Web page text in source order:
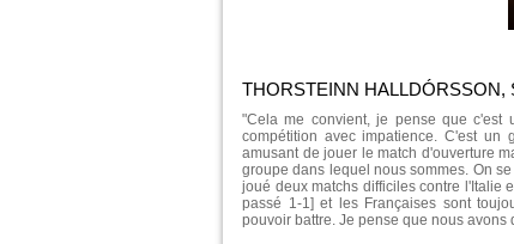
THORSTEINN HALLDÓRSSON,
"Cela me convient, je pense que c'est
compétition avec impatience. C'est un
amusant de jouer le match d'ouverture
groupe dans lequel nous sommes. On
joué deux matchs difficiles contre l'Italie
passé 1-1] et les Françaises sont
pouvoir battre. Je pense que nous avons